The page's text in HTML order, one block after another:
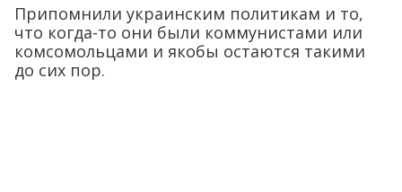
Припомнили украинским политикам и то,
что когда-то они были коммунистами или
комсомольцами и якобы остаются такими
до сих пор.